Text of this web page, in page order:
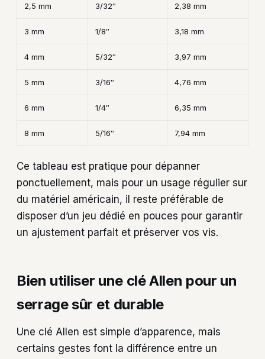
2,5 mm 3/32″ 2,38 mm
3 mm 1/8″ 3,18 mm
4 mm 5/32″ 3,97 mm
5 mm 3/16″ 4,76 mm
6 mm 1/4″ 6,35 mm
8 mm 5/16″ 7,94 mm
Ce tableau est pratique pour dépanner
ponctuellement, mais pour un usage régulier sur
du matériel américain, il reste préférable de
disposer d’un jeu dédié en pouces pour garantir
un ajustement parfait et préserver vos vis.
Bien utiliser une clé Allen pour un
serrage sûr et durable
Une clé Allen est simple d’apparence, mais
certains gestes font la différence entre un